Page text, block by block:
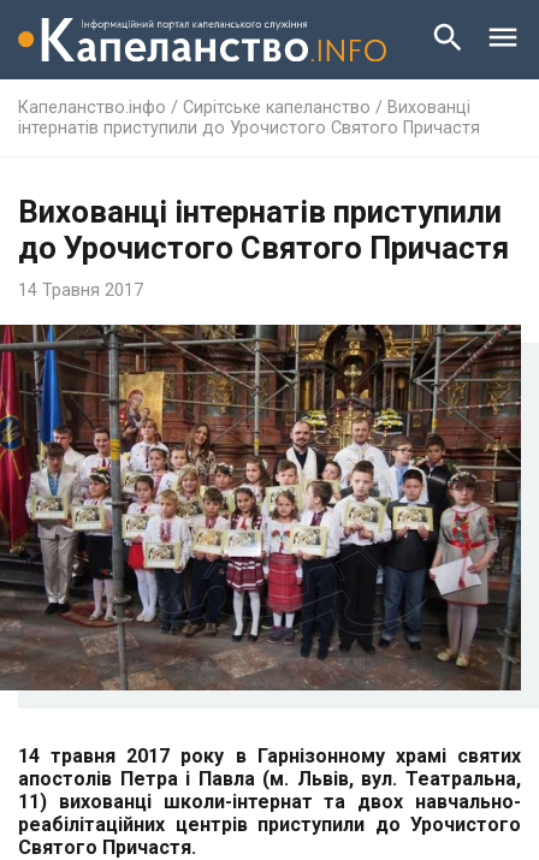
Капеланство.інфо / Сирітське капеланство / Вихованці
інтернатів приступили до Урочистого Святого Причастя
Вихованці інтернатів приступили
до Урочистого Святого Причастя
14 Травня 2017
14 травня 2017 року в Гарнізонному храмі святих
апостолів Петра і Павла (м. Львів, вул. Театральна,
11) вихованці школи-інтернат та двох навчально-
реабілітаційних центрів приступили до Урочистого
Святого Причастя.